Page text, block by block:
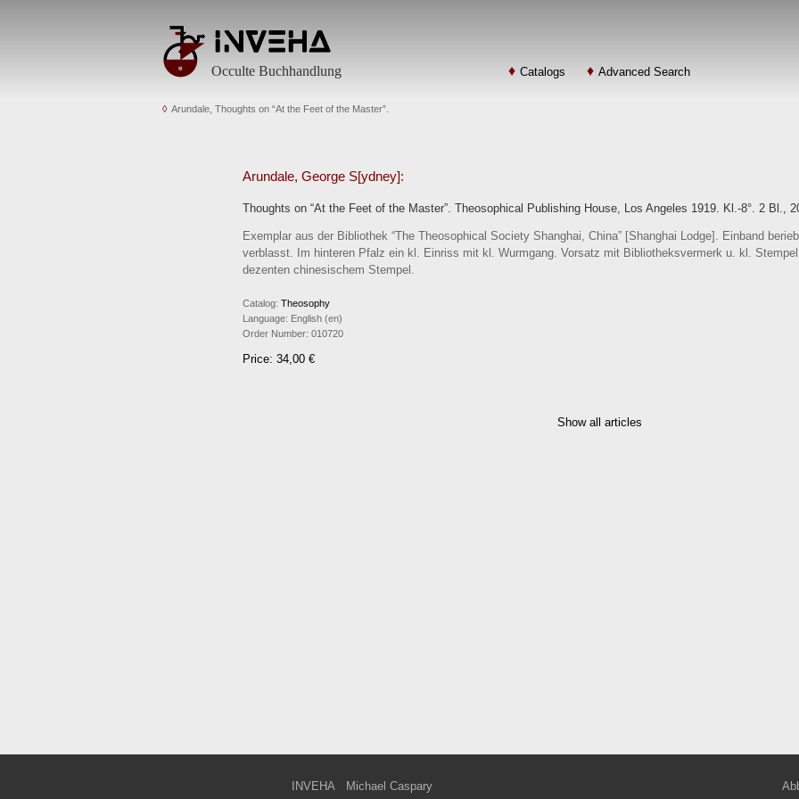
Occulte Buchhandlung Catalogs Advanced Search
Arundale, Thoughts on “At the Feet of the Master”.
Arundale, George S[ydney]:
Thoughts on “At the Feet of the Master”. Theosophical Publishing House, Los Angeles 1919. Kl.-8°. 2 Bl.,
Exemplar aus der Bibliothek “The Theosophical Society Shanghai, China” [Shanghai Lodge]. Einband
verblasst. Im hinteren Pfalz ein kl. Einriss mit kl. Wurmgang. Vorsatz mit Bibliotheksvermerk u. kl.
dezenten chinesischem Stempel.
Catalog: Theosophy
Language: English (en)
Order Number: 010720
Price: 34,00 €
Show all articles
INVEHA
Michael Caspary